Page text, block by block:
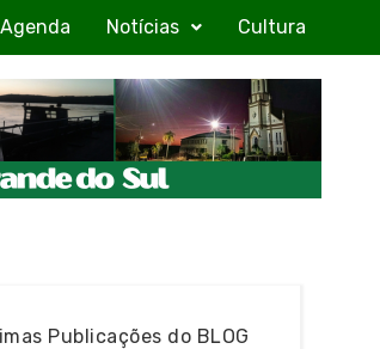
Agenda Notícias Cultura
Publicações do BLOG